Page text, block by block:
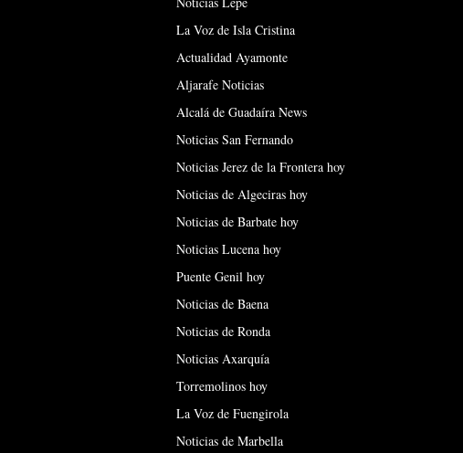
La Voz de Isla Cristina
Actualidad Ayamonte
Aljarafe Noticias
Alcalá de Guadaíra News
Noticias San Fernando
Noticias Jerez de la Frontera hoy
Noticias de Algeciras hoy
Noticias de Barbate hoy
Noticias Lucena hoy
Puente Genil hoy
Noticias de Baena
Noticias de Ronda
Noticias Axarquía
Torremolinos hoy
La Voz de Fuengirola
Noticias de Marbella